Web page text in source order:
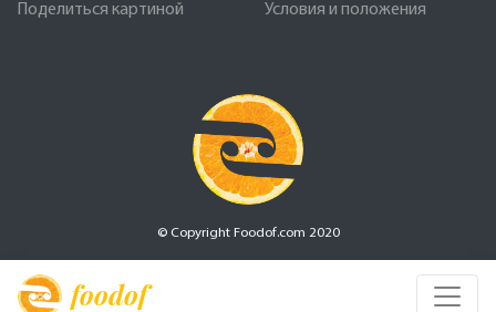
foodof
Поделиться картиной
Условия и положения
© Copyright Foodof.com 2020